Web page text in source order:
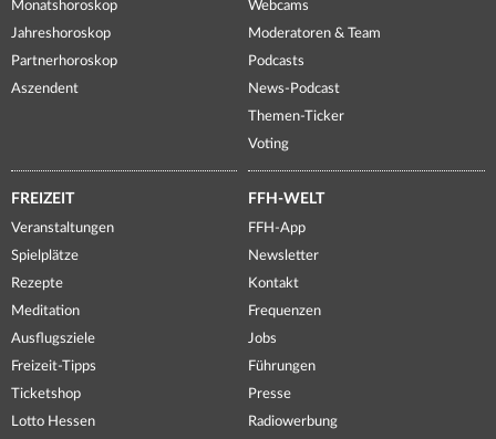
Monatshoroskop
Jahreshoroskop
Partnerhoroskop
Aszendent
Webcams
Moderatoren & Team
Podcasts
News-Podcast
Themen-Ticker
Voting
FREIZEIT
Veranstaltungen
Spielplätze
Rezepte
Meditation
Ausflugsziele
Freizeit-Tipps
Ticketshop
Lotto Hessen
FFH-WELT
FFH-App
Newsletter
Kontakt
Frequenzen
Jobs
Führungen
Presse
Radiowerbung